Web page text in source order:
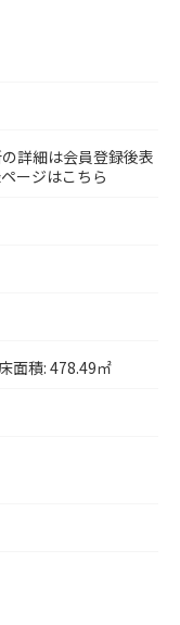
詳細は会員登録後表
ージはこちら
面積: 478.49㎡